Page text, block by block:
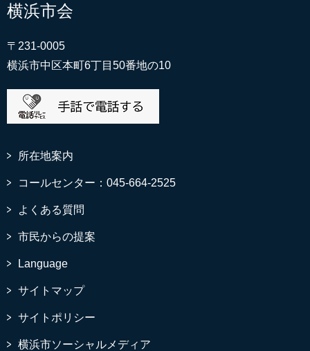
横浜市会
〒231-0005
横浜市中区本町6丁目50番地の10
所在地案内
コールセンター：045-664-2525
よくある質問
市民からの提案
Language
サイトマップ
サイトポリシー
横浜市ソーシャルメディア